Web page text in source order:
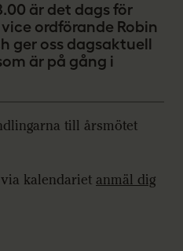
är det dags för
ordförande Robin
ger oss dagsaktuell
är på gång i
till årsmötet
kalendariet anmäl dig